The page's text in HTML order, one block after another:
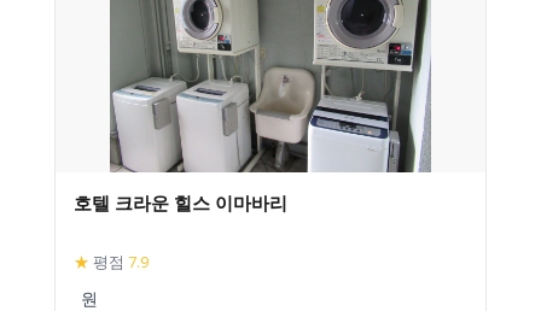
호텔 크라운 힐스 이마바리
★ 평점 7.9